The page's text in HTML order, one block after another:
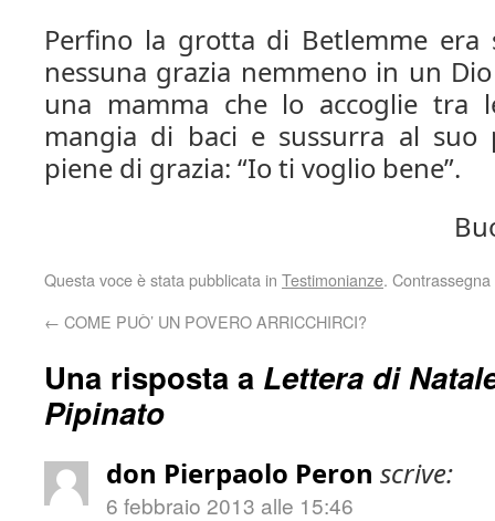
Perfino la grotta di Betlemme era
nessuna grazia nemmeno in un
una mamma che lo accoglie tra
mangia di baci e sussurra al suo
piene di grazia: “Io ti voglio bene”.
Questa voce è stata pubblicata in Testimonianze.
← COME PUÒ’ UN POVERO ARRICCHIRCI?
Una risposta a Lettera di
Pipinato
don Pierpaolo Peron scrive:
6 febbraio 2013 alle 15:46